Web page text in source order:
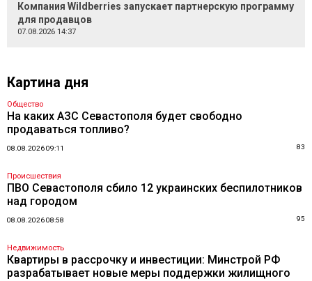
Компания Wildberries запускает партнерскую программу
для продавцов
07.08.2026 14:37
Картина дня
Общество
На каких АЗС Севастополя будет свободно
продаваться топливо?
08.08.2026 09:11 83
Происшествия
ПВО Севастополя сбило 12 украинских беспилотников
над городом
08.08.2026 08:58 95
Недвижимость
Квартиры в рассрочку и инвестиции: Минстрой РФ
разрабатывает новые меры поддержки жилищного